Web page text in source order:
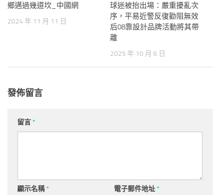
鄉邁過幾道坎_中國網
2024 年 11 月 11 日
球迷被抬出場：嚴重擾亂次
序，平易近警反復勸阻無效
后08靠設計品牌活動將其帶
離
2025 年 10 月 6 日
發佈留言
留言*
顯示名稱* 電子郵件地址*